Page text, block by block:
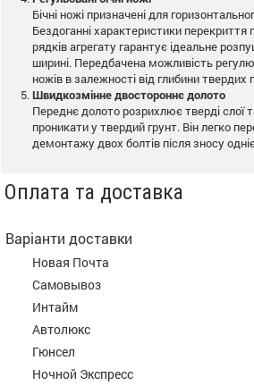
Бічні ножі призначені для
Бездоганні характеристики перекриття
рядків агрегату гарантує ідеальне
ширині. Передбачена можливість
ножів в залежності від глибини твердих
Швидкозмінне двостороннє долото
Переднє долото розрихлює тверді слої
проникати у твердий грунт. Він легко
демонтажу двох болтів після зносу
Оплата та доставка
Варіанти доставки
Новая Почта
Самовывоз
Интайм
Автолюкс
Гюнсел
Ночной Экспресс